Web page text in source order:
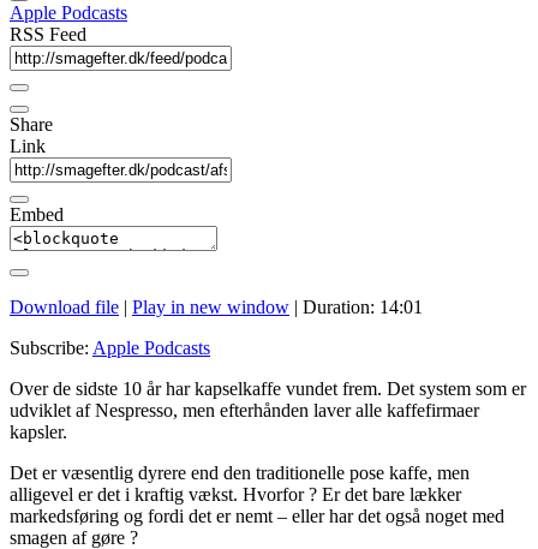
Apple Podcasts
RSS Feed
Share
Link
Embed
Download file | Play in new window | Duration: 14:01
Subscribe: Apple Podcasts
Over de sidste 10 år har kapselkaffe vundet frem. Det system som er
udviklet af Nespresso, men efterhånden laver alle kaffefirmaer
kapsler.
Det er væsentlig dyrere end den traditionelle pose kaffe, men
alligevel er det i kraftig vækst. Hvorfor ? Er det bare lækker
markedsføring og fordi det er nemt – eller har det også noget med
smagen af gøre ?